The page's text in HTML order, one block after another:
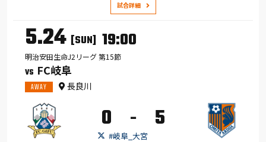
試合詳細
5.24 [SUN] 19:00
明治安田生命J2リーグ 第15節
VS FC岐阜
AWAY 長良川
0 - 5
#岐阜_大宮